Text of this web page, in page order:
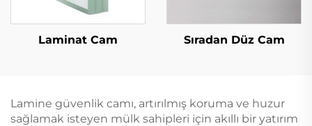
Laminat Cam Sıradan Düz Cam
Lamine güvenlik camı, artırılmış koruma ve huzur
sağlamak isteyen mülk sahipleri için akıllı bir yatırım